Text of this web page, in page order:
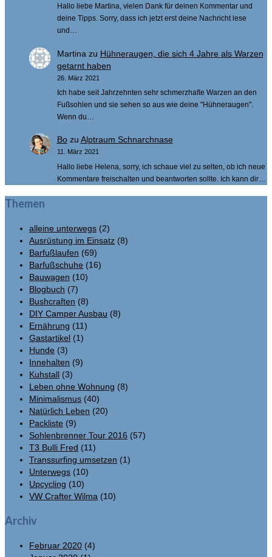
Hallo liebe Martina, vielen Dank für deinen Kommentar und
deine Tipps. Sorry, dass ich jetzt erst deine Nachricht lese
und…
Martina zu Hühneraugen, die sich 4 Jahre als Warzen
getarnt haben
26. März 2021
Ich habe seit Jahrzehnten sehr schmerzhafte Warzen an den
Fußsohlen und sie sehen so aus wie deine "Hühneraugen".
Wenn du…
Bozu Alptraum Schnarchnase
11. März 2021
Hallo liebe Helena, sorry, ich schaue viel zu selten, ob ich neue
Kommentare freischalten und beantworten sollte. Ich kann dir…
Themen
alleine unterwegs (2)
Ausrüstung im Einsatz (8)
Barfußlaufen (69)
Barfußschuhe (16)
Bauwagen (10)
Blogbuch (7)
Bushcraften (8)
DIY Camper Ausbau (8)
Ernährung (11)
Gastartikel (1)
Hunde (3)
Innehalten (9)
Kuhstall (3)
Leben ohne Wohnung (8)
Minimalismus (40)
Natürlich Leben (20)
Packliste (9)
Sohlenbrenner Tour 2016 (57)
T3 Bulli Fred (11)
Transsurfing umsetzen (1)
Unterwegs (10)
Upcycling (10)
VW Crafter Wilma (10)
Archiv
Februar 2020 (4)